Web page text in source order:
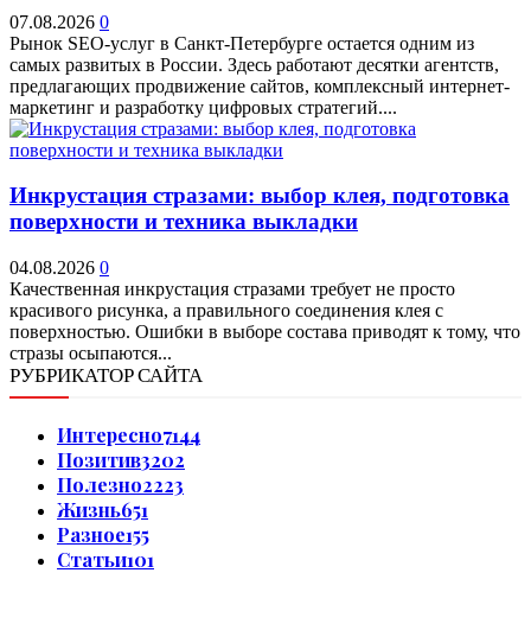
07.08.2026 0
Рынок SEO-услуг в Санкт-Петербурге остается одним из
самых развитых в России. Здесь работают десятки агентств,
предлагающих продвижение сайтов, комплексный интернет-
маркетинг и разработку цифровых стратегий....
Инкрустация стразами: выбор клея, подготовка
поверхности и техника выкладки
04.08.2026 0
Качественная инкрустация стразами требует не просто
красивого рисунка, а правильного соединения клея с
поверхностью. Ошибки в выборе состава приводят к тому, что
стразы осыпаются...
РУБРИКАТОР САЙТА
Интересно7144
Позитив3202
Полезно2223
Жизнь651
Разное155
Статьи101